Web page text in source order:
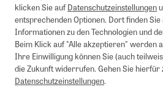
klicken Sie aufDatenschutzeinstellungen
entsprechenden Optionen. Dort finden
Informationen zu den Technologien und
Beim Klick auf "Alle akzeptieren" werden
Ihre Einwilligung können Sie (auch
die Zukunft widerrufen. Gehen Sie hierfür
Datenschutzeinstellungen.